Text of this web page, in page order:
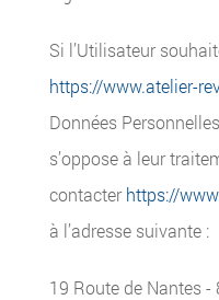
Si l’Utilisateur
https://www.atelier-
Données
s’oppose à leur
contacterhttps://
à l’adresse suivante :
19 Route de Nantes -